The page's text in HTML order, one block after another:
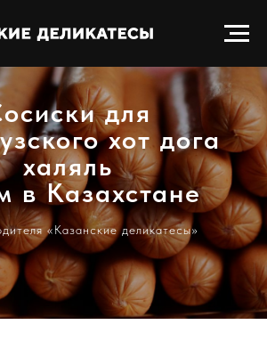
для
хот дога
халяль
в Казахстане
«Казанские деликатесы»